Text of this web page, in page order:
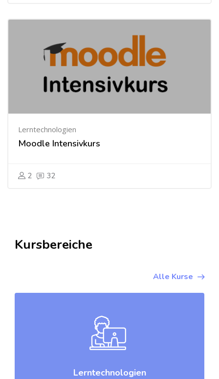
Lerntechnologien
Moodle Intensivkurs
2 32
Kursbereiche
Alle Kurse
Lerntechnologien